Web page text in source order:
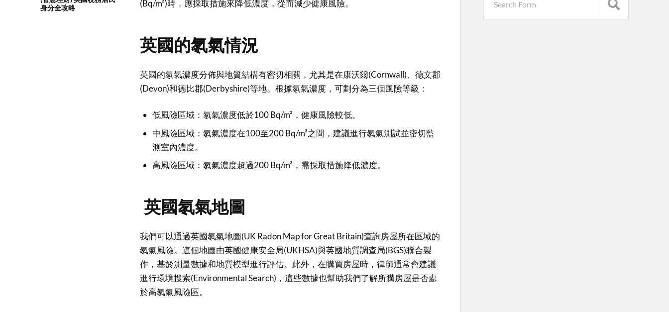
身分全攻略
(Bq/m³)時，應採取措施來降低濃度，從而減少健康風險。
英國的氡氣情況
英國的氡氣濃度分佈與地質結構有密切相關，尤其是在康沃爾(Cornwall)、德文郡
(Devon)和德比郡(Derbyshire)等地。根據氡氣濃度，可劃分為三個風險等級：
低風險區域：氡氣濃度低於100 Bq/m³，健康風險較低。
中風險區域：氡氣濃度在100至200 Bq/m³之間，建議進行氡氣測試並密切監
測室內濃度。
高風險區域：氡氣濃度超過200 Bq/m³，需採取措施降低濃度。
英國氡氣地圖
我們可以通過英國氡氣地圖(UK Radon Map for Great Britain)查詢房屋所在區域的
氡氣風險。這個地圖由英國健康安全局(UKHSA)與英國地質調查局(BGS)聯合製
作，基於測量數據和地質模型進行評估。此外，在購買房屋時，律師通常會建議
進行環境搜索(Environmental Search)，這些數據也幫助我們了解所購房屋是否處
於高氡氣風險區。